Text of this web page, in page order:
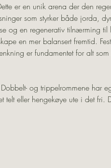
er en unik arena der den
som styrker både jorda,
og en regenerativ tilnærming til
en mer balansert fremtid.
er fundamentet for alt som
og trippelrommene har
telt eller hengekøye ute i det fri.